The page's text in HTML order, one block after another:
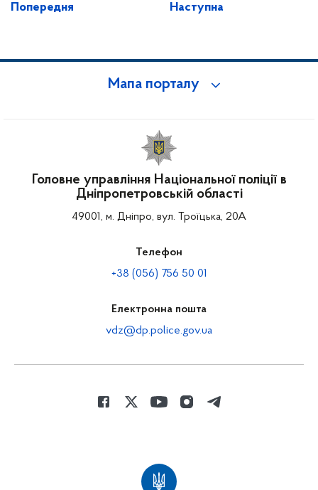
Попередня Наступна
Мапа порталу
Головне управління Національної поліції в
Дніпропетровській області
49001, м. Дніпро, вул. Троїцька, 20А
Телефон
+38 (056) 756 50 01
Електронна пошта
vdz@dp.police.gov.ua